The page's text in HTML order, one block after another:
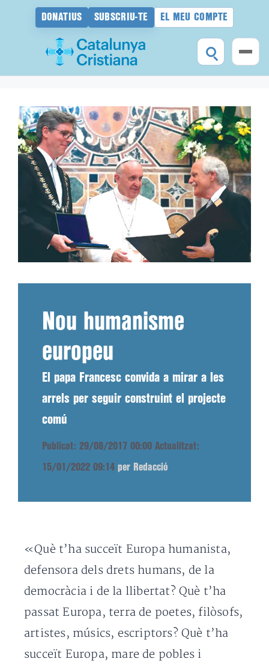
DONATIUS SUBSCRIU-TE EL MEU COMPTE
contingut
Nou humanisme
europeu
El papa Francesc convida a mirar a les
arrels per seguir construint el projecte
comú
Publicat: 29/08/2017 00:00 Actualitzat:
15/01/2022 09:14 per Redacció
«Què t’ha succeït Europa humanista,
defensora dels drets humans, de la
democràcia i de la llibertat? Què t’ha
passat Europa, terra de poetes, filòsofs,
artistes, músics, escriptors? Què t’ha
succeït Europa, mare de pobles i